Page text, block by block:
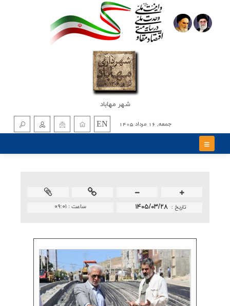
شهر مهاباد
جمعه, 16 مرداد 1405 EN
ساعت : ۰۹:۰۱ تاريخ : ۱۴۰۵/۰۳/۲۸